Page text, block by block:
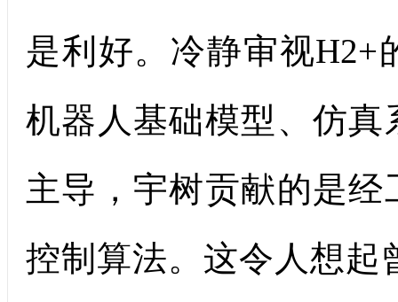
是利好。冷静审视H2+
机器人基础模型、仿
主导，宇树贡献的是
控制算法。这令人想起